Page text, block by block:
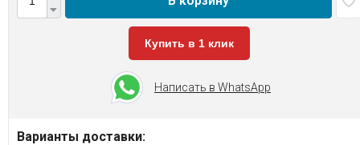
Купить в 1 клик
Написать в WhatsApp
Варианты доставки: